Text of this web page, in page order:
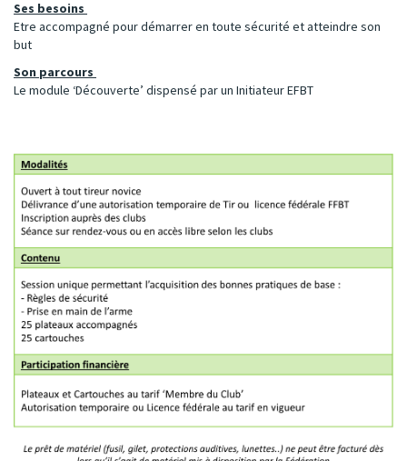
Ses besoins
Etre accompagné pour démarrer en toute sécurité et atteindre son
but
Son parcours
Le module ‘Découverte’ dispensé par un Initiateur EFBT